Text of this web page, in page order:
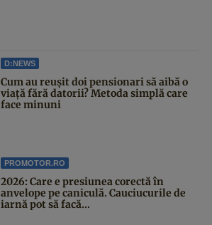
D:NEWS
Cum au reușit doi pensionari să aibă o
viață fără datorii? Metoda simplă care
face minuni
PROMOTOR.RO
2026: Care e presiunea corectă în
anvelope pe caniculă. Cauciucurile de
iarnă pot să facă...